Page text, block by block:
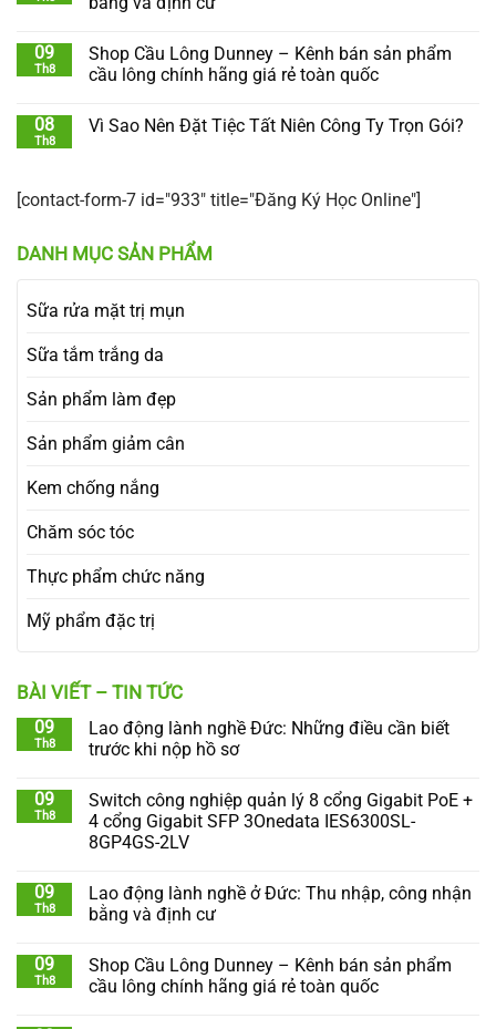
09
Th8
Shop Cầu Lông Dunney – Kênh bán sản phẩm
cầu lông chính hãng giá rẻ toàn quốc
08
Th8
Vì Sao Nên Đặt Tiệc Tất Niên Công Ty Trọn Gói?
[contact-form-7 id="933" title="Đăng Ký Học Online"]
DANH MỤC SẢN PHẨM
Sữa rửa mặt trị mụn
Sữa tắm trắng da
Sản phẩm làm đẹp
Sản phẩm giảm cân
Kem chống nắng
Chăm sóc tóc
Thực phẩm chức năng
Mỹ phẩm đặc trị
BÀI VIẾT – TIN TỨC
09
Th8
Lao động lành nghề Đức: Những điều cần biết
trước khi nộp hồ sơ
09
Th8
Switch công nghiệp quản lý 8 cổng Gigabit PoE +
4 cổng Gigabit SFP 3Onedata IES6300SL-
8GP4GS-2LV
09
Th8
Lao động lành nghề ở Đức: Thu nhập, công nhận
bằng và định cư
09
Th8
Shop Cầu Lông Dunney – Kênh bán sản phẩm
cầu lông chính hãng giá rẻ toàn quốc